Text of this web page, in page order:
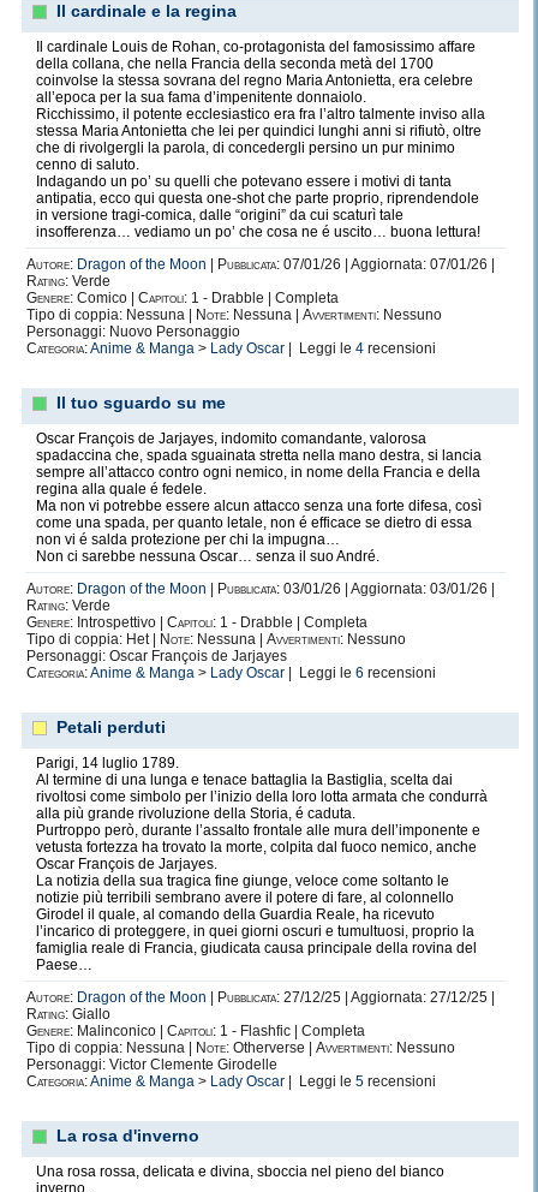
Il cardinale e la regina
Il cardinale Louis de Rohan, co-protagonista del famosissimo affare
della collana, che nella Francia della seconda metà del 1700
coinvolse la stessa sovrana del regno Maria Antonietta, era celebre
all’epoca per la sua fama d’impenitente donnaiolo.
Ricchissimo, il potente ecclesiastico era fra l’altro talmente inviso alla
stessa Maria Antonietta che lei per quindici lunghi anni si rifiutò, oltre
che di rivolgergli la parola, di concedergli persino un pur minimo
cenno di saluto.
Indagando un po’ su quelli che potevano essere i motivi di tanta
antipatia, ecco qui questa one-shot che parte proprio, riprendendole
in versione tragi-comica, dalle “origini” da cui scaturì tale
insofferenza… vediamo un po’ che cosa ne é uscito… buona lettura!
Autore: Dragon of the Moon Pubblicata: 07/01/26 | Aggiornata: 07/01/26 |
Rating: Verde
Genere: Comico | Capitoli: 1 - Drabble | Completa
Tipo di coppia: Nessuna |
Note: Nessuna | Avvertimenti: Nessuno
Personaggi: Nuovo Personaggio
Categoria:Anime & Manga > Lady Oscar | Leggi le 4 recensioni
Il tuo sguardo su me
Oscar François de Jarjayes, indomito comandante, valorosa
spadaccina che, spada sguainata stretta nella mano destra, si lancia
sempre all’attacco contro ogni nemico, in nome della Francia e della
regina alla quale é fedele.
Ma non vi potrebbe essere alcun attacco senza una forte difesa, così
come una spada, per quanto letale, non é efficace se dietro di essa
non vi é salda protezione per chi la impugna…
Non ci sarebbe nessuna Oscar… senza il suo André.
Autore: Dragon of the Moon Pubblicata: 03/01/26 | Aggiornata: 03/01/26 |
Rating: Verde
Genere: Introspettivo | Capitoli: 1 - Drabble | Completa
Tipo di coppia: Het |
Note: Nessuna | Avvertimenti: Nessuno
Personaggi: Oscar François de Jarjayes
Categoria:Anime & Manga > Lady Oscar | Leggi le 6 recensioni
Petali perduti
Parigi, 14 luglio 1789.
Al termine di una lunga e tenace battaglia la Bastiglia, scelta dai
rivoltosi come simbolo per l’inizio della loro lotta armata che condurrà
alla più grande rivoluzione della Storia, é caduta.
Purtroppo però, durante l’assalto frontale alle mura dell’imponente e
vetusta fortezza ha trovato la morte, colpita dal fuoco nemico, anche
Oscar François de Jarjayes.
La notizia della sua tragica fine giunge, veloce come soltanto le
notizie più terribili sembrano avere il potere di fare, al colonnello
Girodel il quale, al comando della Guardia Reale, ha ricevuto
l’incarico di proteggere, in quei giorni oscuri e tumultuosi, proprio la
famiglia reale di Francia, giudicata causa principale della rovina del
Paese…
Autore: Dragon of the Moon Pubblicata: 27/12/25 | Aggiornata: 27/12/25 |
Rating: Giallo
Genere: Malinconico | Capitoli: 1 - Flashfic | Completa
Tipo di coppia: Nessuna |
Note: Otherverse | Avvertimenti: Nessuno
Personaggi: Victor Clemente Girodelle
Categoria:Anime & Manga > Lady Oscar | Leggi le 5 recensioni
La rosa d'inverno
Una rosa rossa, delicata e divina, sboccia nel pieno del bianco
inverno...